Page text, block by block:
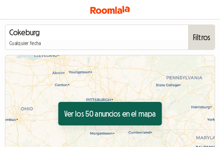
Cualquier fecha
Filtros
Ver los 50 anuncios en el mapa